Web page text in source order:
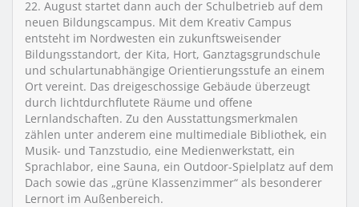
22. August startet dann auch der Schulbetrieb auf dem
neuen Bildungscampus. Mit dem Kreativ Campus
entsteht im Nordwesten ein zukunftsweisender
Bildungsstandort, der Kita, Hort, Ganztagsgrundschule
und schulartunabhängige Orientierungsstufe an einem
Ort vereint. Das dreigeschossige Gebäude überzeugt
durch lichtdurchflutete Räume und offene
Lernlandschaften. Zu den Ausstattungsmerkmalen
zählen unter anderem eine multimediale Bibliothek, ein
Musik- und Tanzstudio, eine Medienwerkstatt, ein
Sprachlabor, eine Sauna, ein Outdoor-Spielplatz auf dem
Dach sowie das „grüne Klassenzimmer“ als besonderer
Lernort im Außenbereich.